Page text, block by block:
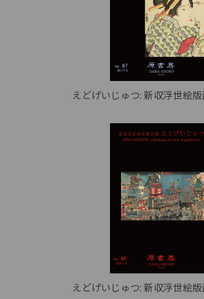
えどげいじゅつ: 新収浮世絵
えどげいじゅつ: 新収浮世絵